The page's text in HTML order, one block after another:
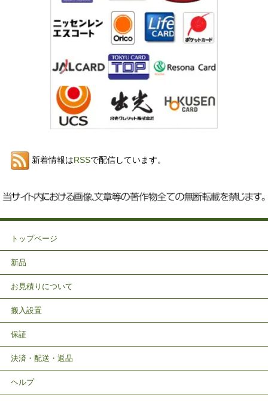
新着情報はRSSで配信しています。
トップページ
新品
お見積りについて
搬入設置
保証
決済・配送・返品
ヘルプ